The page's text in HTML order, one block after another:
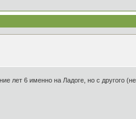
лет 6 именно на Ладоге, но с другого